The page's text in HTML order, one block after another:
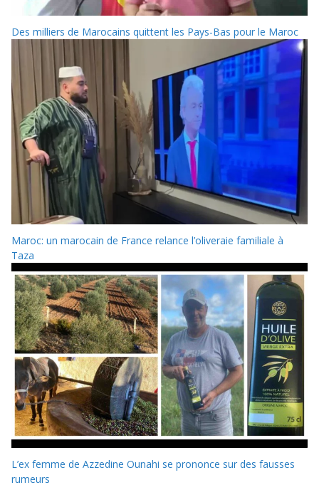
Des milliers de Marocains quittent les Pays-Bas pour le Maroc
Maroc: un marocain de France relance l’oliveraie familiale à
Taza
L’ex femme de Azzedine Ounahi se prononce sur des fausses
rumeurs